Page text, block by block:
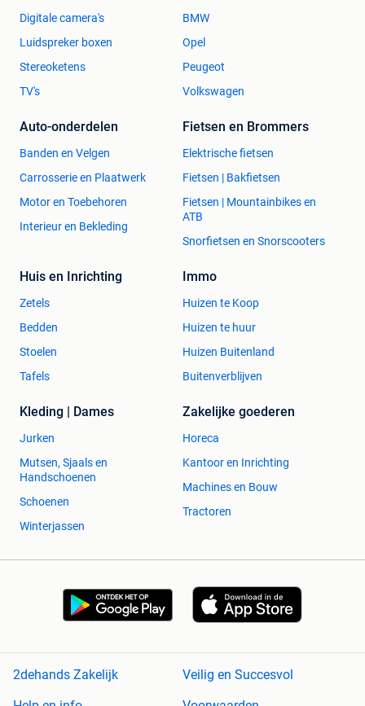
Digitale camera's
Luidspreker boxen
Stereoketens
TV's
BMW
Opel
Peugeot
Volkswagen
Auto-onderdelen
Banden en Velgen
Carrosserie en Plaatwerk
Motor en Toebehoren
Interieur en Bekleding
Fietsen en Brommers
Elektrische fietsen
Fietsen | Bakfietsen
Fietsen | Mountainbikes en
ATB
Snorfietsen en Snorscooters
Huis en Inrichting
Zetels
Bedden
Stoelen
Tafels
Immo
Huizen te Koop
Huizen te huur
Huizen Buitenland
Buitenverblijven
Kleding | Dames
Jurken
Mutsen, Sjaals en
Handschoenen
Schoenen
Winterjassen
Zakelijke goederen
Horeca
Kantoor en Inrichting
Machines en Bouw
Tractoren
2dehands Zakelijk
Veilig en Succesvol